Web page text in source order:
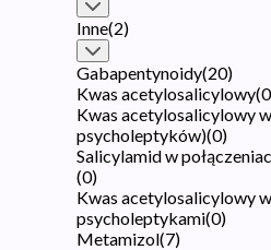
Inne(2)
Gabapentynoidy(20)
Kwas acetylosalicylowy(0
Kwas acetylosalicylowy
psycholeptyków)(0)
Salicylamid w
(0)
Kwas acetylosalicylowy
psycholeptykami(0)
Metamizol(7)